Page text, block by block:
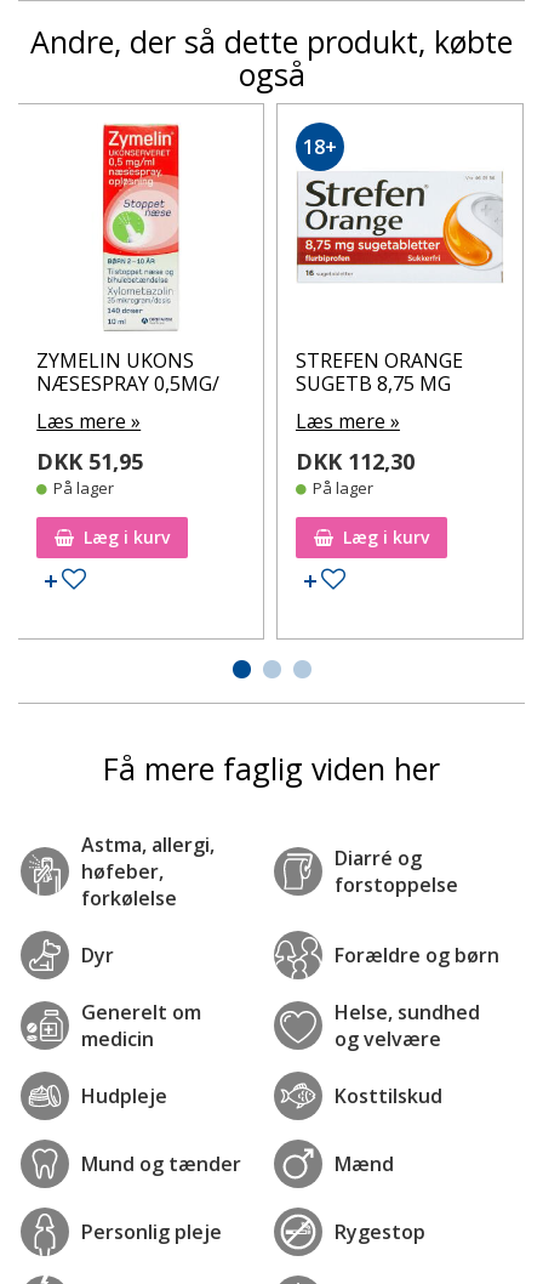
Andre, der så dette produkt, købte
også
ZYMELIN UKONS
NÆSESPRAY 0,5MG/
Læs mere »
DKK 51,95
På lager
Læg i kurv
Tilføj til ønskeseddel
18+
STREFEN ORANGE
SUGETB 8,75 MG
Læs mere »
DKK 112,30
På lager
Læg i kurv
Tilføj til ønskeseddel
Få mere faglig viden her
Astma, allergi,
høfeber,
forkølelse
Diarré og
forstoppelse
Dyr Forældre og børn
Generelt om
medicin
Helse, sundhed
og velvære
Hudpleje Kosttilskud
Mund og tænder Mænd
Personlig pleje Rygestop